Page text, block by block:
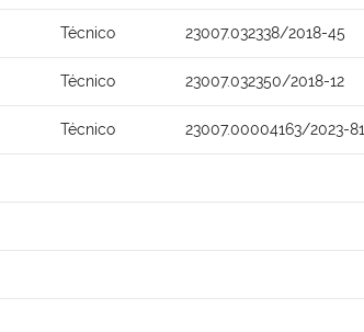
Técnico 23007.032338/2018-45
Técnico 23007.032350/2018-12
Técnico 23007.00004163/2023-81